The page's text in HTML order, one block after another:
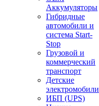
Аккумуляторы
Гибридные
автомобили и
система Start-
Stop
Грузовой и
коммерческий
транспорт
Детские
электромобили
ИБП (UPS)